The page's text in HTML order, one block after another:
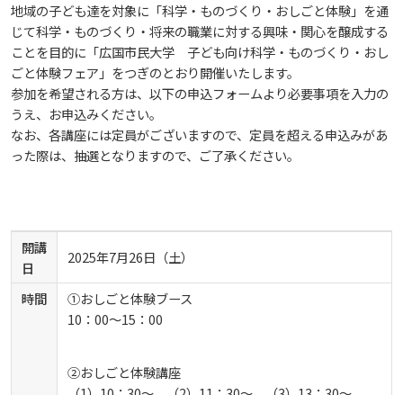
将来像
教育に関する基本方針
アドミッション・ポリシー
アドミッション・ポリシー（2024～2026年度入学
生）
カリキュラム・ポリシー（2024年度以降入学生）
カリキュラム・ポリシー（2023年度入学生）
生）
ディプロマ・ポリシー
ディプロマ・ポリシー（2024年度入学生）
沿革
学園からのメッセージ
研究者要覧
大学基礎データ
学費・入学金等費用について
就職支援について
動物実験に関する情報について
財務・事業計画等について
規定・教育課程・シラバス
広島国際大学施設等貸与内規
別表第1・第2 様式第1・第2
広島国際大学倫理委員会規定
施設案内
施設紹介
東広島・呉キャンパス施設 名称・愛称
キャンパスの歴史を振り返る
心理臨床センター
学生寮・学生研修棟
大学広報
プレスリリース
SNS公式アカウント
ハラスメントについて
職の種BOOK
資料請求
窓口での資料受取りについて
関連情報
学園・姉妹校のご案内
総合リハビリテーション学部
健康スポーツ学部
健康科学部
薬学部
医療科学研究科
保健医療学専攻
リハビリテーション学専攻
健康科学研究科
医療福祉学専攻
心理学専攻
看護学研究科
助産学専攻科
就職・キャリア支援
就職支援
就業力育成プログラム
開講講座
受講申込方法
資格取得奨励金制度
就職データ
キャリア支援係利用案内
産官学連携
研究連携相談
研究者情報（学会賞・研究者インタビュー）
公的研究費の責任体系について
安全保障貿易管理
地域連携
公開講座
公開講座 過去の開講コース
高大連携
子ども向け体験講座
子ども向け体験講座
ボランティア活動
国際化ビジョン
海外研修情報
海外研修
外国人留学生
アクセス
Language
地域の子ども達を対象に「科学・ものづくり・おしごと体験」を通
じて科学・ものづくり・将来の職業に対する興味・関心を醸成する
ことを目的に「広国市民大学 子ども向け科学・ものづくり・おし
ごと体験フェア」をつぎのとおり開催いたします。
参加を希望される方は、以下の申込フォームより必要事項を入力の
うえ、お申込みください。
なお、各講座には定員がございますので、定員を超える申込みがあ
った際は、抽選となりますので、ご了承ください。
開講
日
2025年7月26日（土）
時間
①おしごと体験ブース
10：00～15：00
②おしごと体験講座
広国市民大学とは
広国市民大学（市民カレッジ）学生募集
広国市民大学（地域交流カレッジ）学生募集
しあわせ健康センター
大学見学・体験をご希望の方（一般の団体様）
地域連携に関するご意見募集